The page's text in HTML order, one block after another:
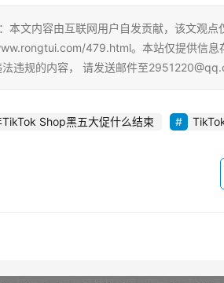
本文内容由互联网用户自发贡献，该文观点
479.html。本站仅提供信息
违规的内容， 请发送邮件至
Shop黑五大促什么结束